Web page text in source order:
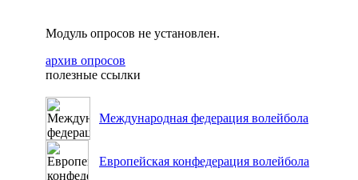
Модуль опросов не установлен.
архив опросов
полезные ссылки
Международная федерация волейбола
Европейская конфедерация волейбола